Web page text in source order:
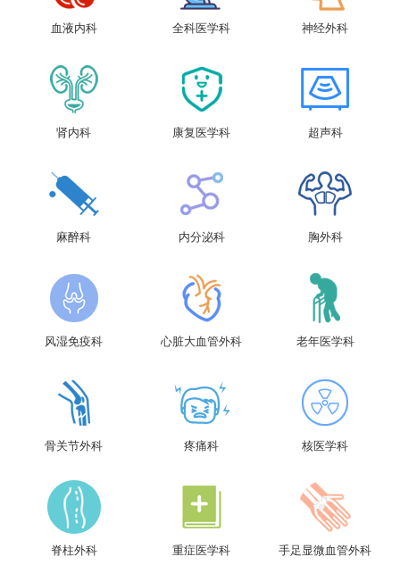
血液内科 全科医学科 神经外科
肾内科 康复医学科 超声科
麻醉科 内分泌科 胸外科
风湿免疫科 心脏大血管外科 老年医学科
骨关节外科 疼痛科 核医学科
脊柱外科 重症医学科 手足显微血管外科